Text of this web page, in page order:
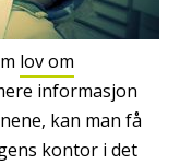
lov om
informasjon
kan man få
kontor i det